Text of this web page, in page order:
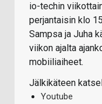
io-techin
perjantaisin klo
Sampsa ja Juha
viikon ajalta
mobiiliaiheet.
Jälkikäteen
Youtube